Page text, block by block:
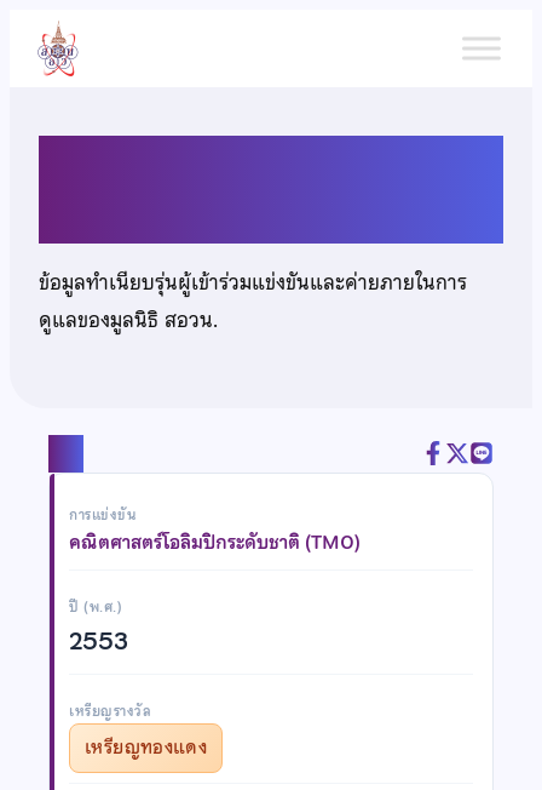
เนื้อหา
ข้อมูลทำเนียบรุ่นผู้เข้าร่วมแข่งขันและค่ายภายในการ
ดูแลของมูลนิธิ สอวน.
การแข่งขัน
คณิตศาสตร์โอลิมปิกระดับชาติ (TMO)
ปี (พ.ศ.)
2553
เหรียญรางวัล
เหรียญทองแดง